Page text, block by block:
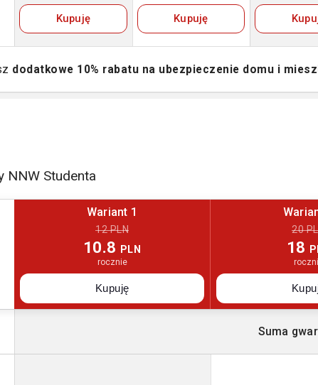
Kupuję Kupuję
dodatkowe 10% rabatu na ubezpieczenie domu i
NNW Studenta
Wariant 1
12 PLN
10.8 PLN
rocznie
Kupuję
20
18
Suma